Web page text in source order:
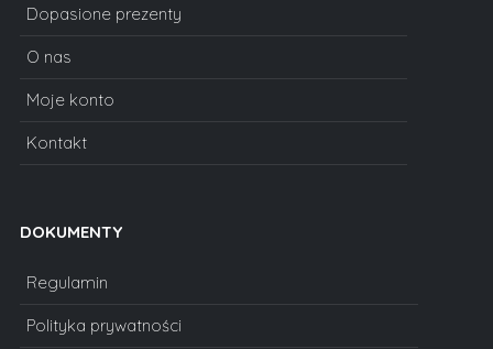
Dopasione prezenty
O nas
Moje konto
Kontakt
DOKUMENTY
Regulamin
Polityka prywatności